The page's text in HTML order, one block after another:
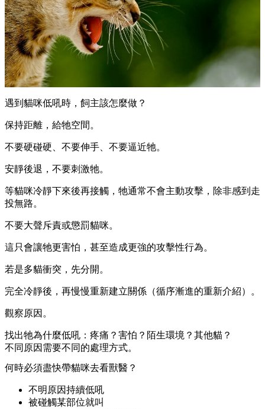
遇到貓咪低吼時，飼主該怎麼做？
保持距離，給牠空間。
不要硬碰硬、不要伸手、不要逼近牠。
安靜後退，不要刺激牠。
等貓咪冷靜下來後再接觸，牠通常不會主動攻擊，除非感到走
投無路。
不要大聲斥責或懲罰貓咪。
這只會讓牠更害怕，甚至造成更強的攻擊性行為。
若是多貓衝突，先分開。
完全冷靜後，再慢慢重新建立關係（循序漸進的重新介紹）。
觀察原因。
找出牠為什麼低吼：疼痛？害怕？陌生環境？其他貓？
不同原因需要不同的處理方式。
何時必須盡快帶貓咪去看獸醫？
不明原因持續低吼
被碰觸某部位就叫